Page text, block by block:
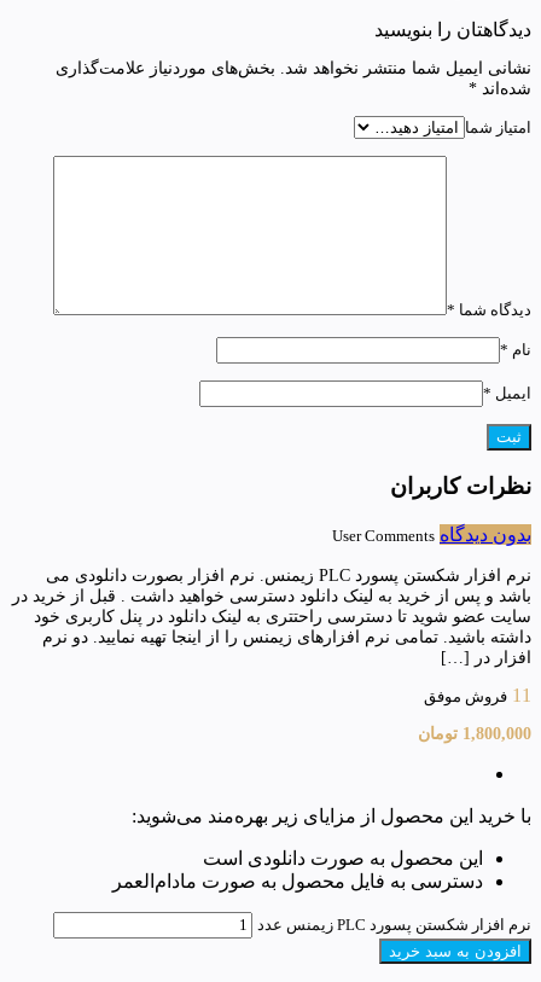
دیدگاهتان را بنویسید
نشانی ایمیل شما منتشر نخواهد شد. بخش‌های موردنیاز علامت‌گذاری
شده‌اند *
امتیاز شما
دیدگاه شما *
نام *
ایمیل *
نظرات کاربران
بدون دیدگاه User Comments
نرم افزار شکستن پسورد PLC زیمنس. نرم افزار بصورت دانلودی می
باشد و پس از خرید به لینک دانلود دسترسی خواهید داشت . قبل از خرید در
سایت عضو شوید تا دسترسی راحتتری به لینک دانلود در پنل کاربری خود
داشته باشید. تمامی نرم افزارهای زیمنس را از اینجا تهیه نمایید. دو نرم
افزار در […]
11 فروش موفق
1,800,000 تومان
با خرید این محصول از مزایای زیر بهره‌مند می‌شوید:
این محصول به صورت دانلودی است
دسترسی به فایل محصول به صورت مادام‌العمر
نرم افزار شکستن پسورد PLC زیمنس عدد
افزودن به سبد خرید